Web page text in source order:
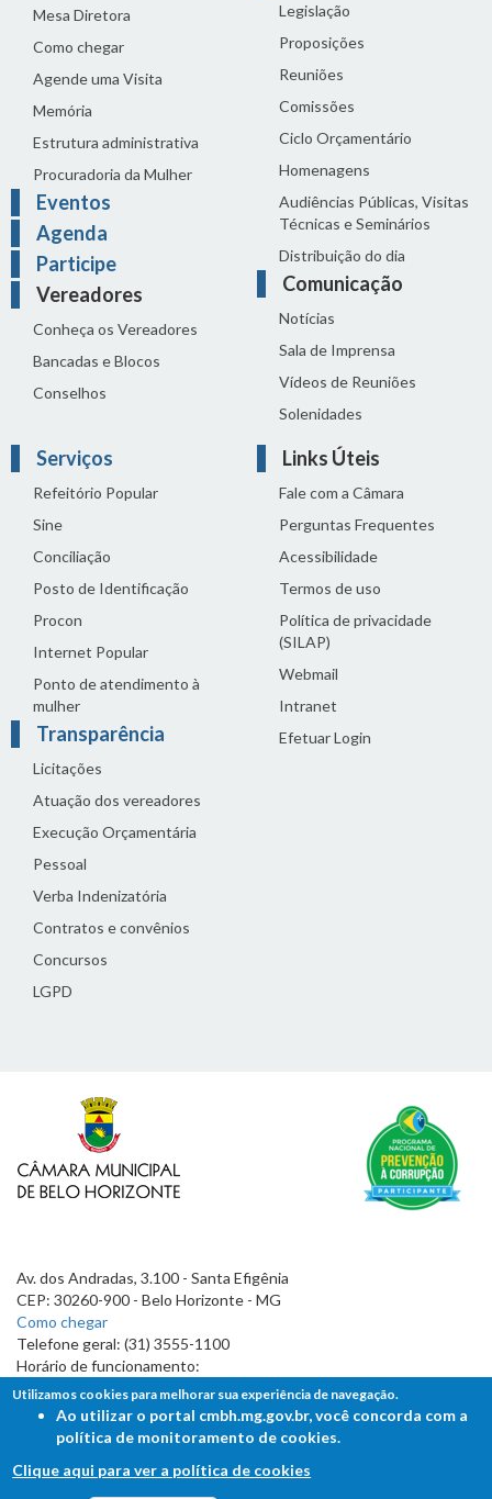
Mesa Diretora
Como chegar
Agende uma Visita
Memória
Estrutura administrativa
Procuradoria da Mulher
Eventos
Agenda
Participe
Vereadores
Conheça os Vereadores
Bancadas e Blocos
Conselhos
Legislação
Proposições
Reuniões
Comissões
Ciclo Orçamentário
Homenagens
Audiências Públicas, Visitas
Técnicas e Seminários
Distribuição do dia
Comunicação
Notícias
Sala de Imprensa
Vídeos de Reuniões
Solenidades
Serviços
Refeitório Popular
Sine
Conciliação
Posto de Identificação
Procon
Internet Popular
Ponto de atendimento à
mulher
Transparência
Licitações
Atuação dos vereadores
Execução Orçamentária
Pessoal
Verba Indenizatória
Contratos e convênios
Concursos
LGPD
Links Úteis
Fale com a Câmara
Perguntas Frequentes
Acessibilidade
Termos de uso
Política de privacidade
(SILAP)
Webmail
Intranet
Efetuar Login
Av. dos Andradas, 3.100 - Santa Efigênia
CEP: 30260-900 - Belo Horizonte - MG
Como chegar
Telefone geral: (31) 3555-1100
Horário de funcionamento:
7h às 19h
Utilizamos cookies para melhorar sua experiência de navegação.
Ao utilizar o portal cmbh.mg.gov.br, você concorda com a
política de monitoramento de cookies.
Clique aqui para ver a política de cookies